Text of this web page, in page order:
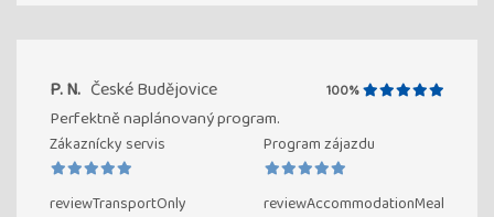
P. N. České Budějovice 100%
Perfektně naplánovaný program.
Zákaznícky servis Program zájazdu
reviewTransportOnly reviewAccommodationMeal